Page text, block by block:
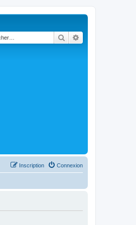
Rechercher
Connexion
Inscription